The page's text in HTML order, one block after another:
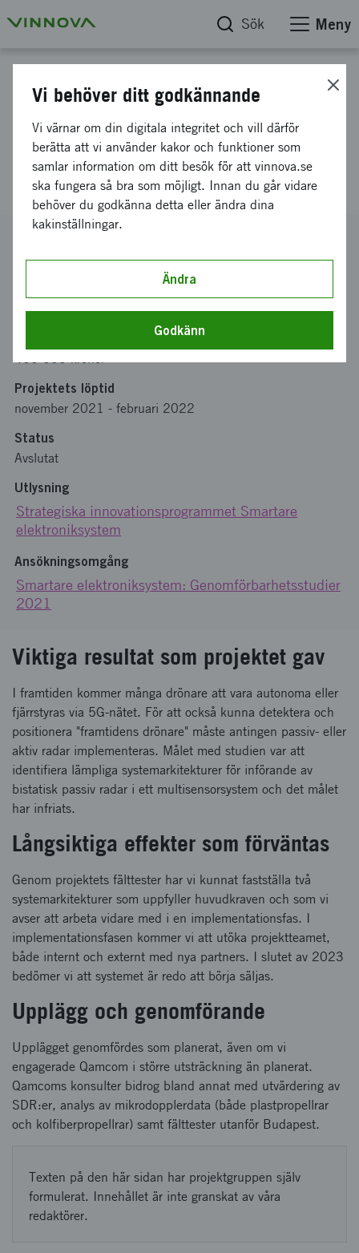
Sök Meny
PARAD - Införande av PAssiv
RADar i multisensorsystem för
drönarövervakning
2021-03434
SKYSENSE AB
400 000 kronor
Projektets löptid
november 2021 - februari 2022
Status
Avslutat
Utlysning
Strategiska innovationsprogrammet Smartare
elektroniksystem
Ansökningsomgång
Smartare elektroniksystem: Genomförbarhetsstudier
2021
Viktiga resultat som projektet gav
I framtiden kommer många drönare att vara autonoma eller
fjärrstyras via 5G-nätet. För att också kunna detektera och
positionera "framtidens drönare" måste antingen passiv- eller
aktiv radar implementeras. Målet med studien var att
identifiera lämpliga systemarkitekturer för införande av
bistatisk passiv radar i ett multisensorsystem och det målet
har infriats.
Långsiktiga effekter som förväntas
Genom projektets fälttester har vi kunnat fastställa två
systemarkitekturer som uppfyller huvudkraven och som vi
avser att arbeta vidare med i en implementationsfas. I
implementationsfasen kommer vi att utöka projektteamet,
både internt och externt med nya partners. I slutet av 2023
bedömer vi att systemet är redo att börja säljas.
Upplägg och genomförande
Upplägget genomfördes som planerat, även om vi
engagerade Qamcom i större utsträckning än planerat.
Qamcoms konsulter bidrog bland annat med utvärdering av
SDR:er, analys av mikrodopplerdata (både plastpropellrar
och kolfiberpropellrar) samt fälttester utanför Budapest.
Texten på den här sidan har projektgruppen själv
formulerat. Innehållet är inte granskat av våra
redaktörer.
Vi behöver ditt godkännande
Vi värnar om din digitala integritet och vill därför
berätta att vi använder kakor och funktioner som
samlar information om ditt besök för att vinnova.se
ska fungera så bra som möjligt. Innan du går vidare
behöver du godkänna detta eller ändra dina
kakinställningar.
Ändra
Godkänn